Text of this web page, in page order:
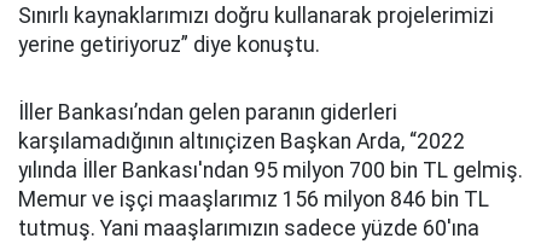
Sınırlı kaynaklarımızı doğru kullanarak projelerimizi
yerine getiriyoruz” diye konuştu.
İller Bankası’ndan gelen paranın giderleri
karşılamadığının altınıçizen Başkan Arda, “2022
yılında İller Bankası'ndan 95 milyon 700 bin TL gelmiş.
Memur ve işçi maaşlarımız 156 milyon 846 bin TL
tutmuş. Yani maaşlarımızın sadece yüzde 60'ına